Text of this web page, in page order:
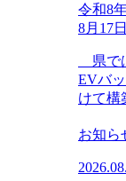
令和8
8月17
県で
EVバ
けて構
お知ら